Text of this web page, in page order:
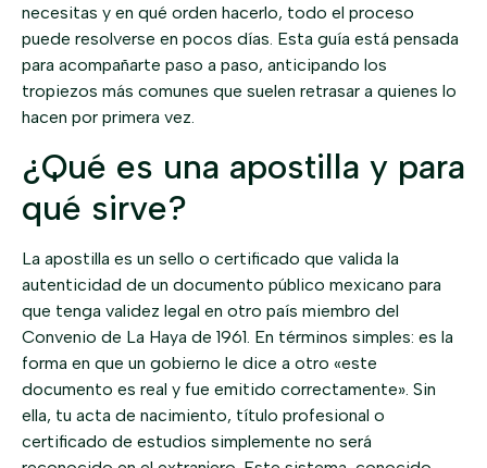
necesitas y en qué orden hacerlo, todo el proceso
puede resolverse en pocos días. Esta guía está pensada
para acompañarte paso a paso, anticipando los
tropiezos más comunes que suelen retrasar a quienes lo
hacen por primera vez.
¿Qué es una apostilla y para
qué sirve?
La apostilla es un sello o certificado que valida la
autenticidad de un documento público mexicano para
que tenga validez legal en otro país miembro del
Convenio de La Haya de 1961. En términos simples: es la
forma en que un gobierno le dice a otro «este
documento es real y fue emitido correctamente». Sin
ella, tu acta de nacimiento, título profesional o
certificado de estudios simplemente no será